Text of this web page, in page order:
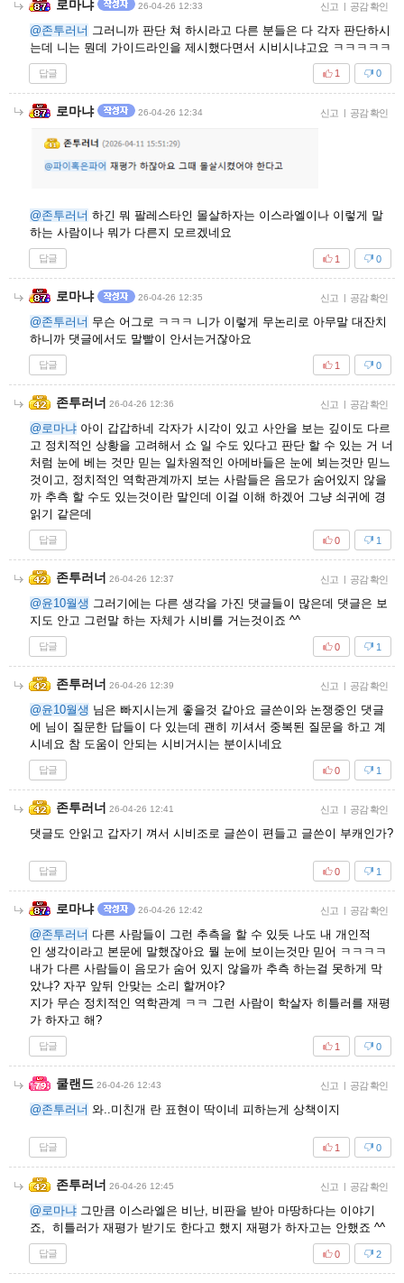
로마냐 26-04-26 12:33 신고 | 공감 확인
@존투러너 그러니까 판단 쳐 하시라고 다른 분들은 다 각자 판단하시
는데 니는 뭔데 가이드라인을 제시했다면서 시비시냐고요 ㅋㅋㅋㅋㅋ
답글 0
1
로마냐 26-04-26 12:34 신고 | 공감 확인
@존투러너 하긴 뭐 팔레스타인 몰살하자는 이스라엘이나 이렇게 말
하는 사람이나 뭐가 다른지 모르겠네요
답글 0
1
로마냐 26-04-26 12:35 신고 공감 확인
@존투러너 무슨 어그로 ㅋㅋㅋ 니가 이렇게 무논리로 아무말 대잔치
하니까 댓글에서도 말빨이 안서는거잖아요
답글 0
1
존투러너 26-04-26 12:36 신고 공감 확인
@로마냐 아이 갑갑하네 각자가 시각이 있고 사안을 보는 깊이도 다르
고 정치적인 상황을 고려해서 쇼 일 수도 있다고 판단 할 수 있는 거 너
처럼 눈에 베는 것만 믿는 일차원적인 아메바들은 눈에 뵈는것만 믿느
것이고, 정치적인 역학관계까지 보는 사람들은 음모가 숨어있지 않을
까 추측 할 수도 있는것이란 말인데 이걸 이해 하겠어 그냥 쇠귀에 경
읽기 같은데
답글 1
0
존투러너 26-04-26 12:37 신고 공감 확인
@윤10월생 그러기에는 다른 생각을 가진 댓글들이 많은데 댓글은 보
지도 안고 그런말 하는 자체가 시비를 거는것이죠 ^^
답글 1
0
존투러너 26-04-26 12:39 신고 공감 확인
@윤10월생 님은 빠지시는게 좋을것 같아요 글쓴이와 논쟁중인 댓글
에 님이 질문한 답들이 다 있는데 괜히 끼셔서 중복된 질문을 하고 계
시네요 참 도움이 안되는 시비거시는 분이시네요
답글 1
0
존투러너 26-04-26 12:41 신고 공감 확인
댓글도 안읽고 갑자기 껴서 시비조로 글쓴이 편들고 글쓴이 부캐인가?
답글 1
0
로마냐 26-04-26 12:42 신고 공감 확인
@존투러너 다른 사람들이 그런 추측을 할 수 있듯 나도 내 개인적
인 생각이라고 본문에 말했잖아요 뭘 눈에 보이는것만 믿어 ㅋㅋㅋㅋ
내가 다른 사람들이 음모가 숨어 있지 않을까 추측 하는걸 못하게 막
았냐? 자꾸 앞뒤 안맞는 소리 할꺼야?
지가 무슨 정치적인 역학관계 ㅋㅋ 그런 사람이 학살자 히틀러를 재평
가 하자고 해?
답글 0
1
쿨랜드 26-04-26 12:43 신고 공감 확인
@존투러너 와..미친개 란 표현이 딱이네 피하는게 상책이지
답글 0
1
존투러너 26-04-26 12:45 신고 공감 확인
@로마냐 그만큼 이스라엘은 비난, 비판을 받아 마땅하다는 이야기
죠, 히틀러가 재평가 받기도 한다고 했지 재평가 하자고는 안했죠 ^^
답글 2
0